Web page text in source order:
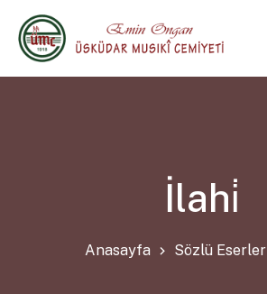
İlahi̇
Anasayfa Sözlü Eserler